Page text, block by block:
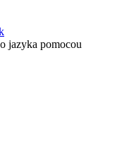
jazyka pomocou